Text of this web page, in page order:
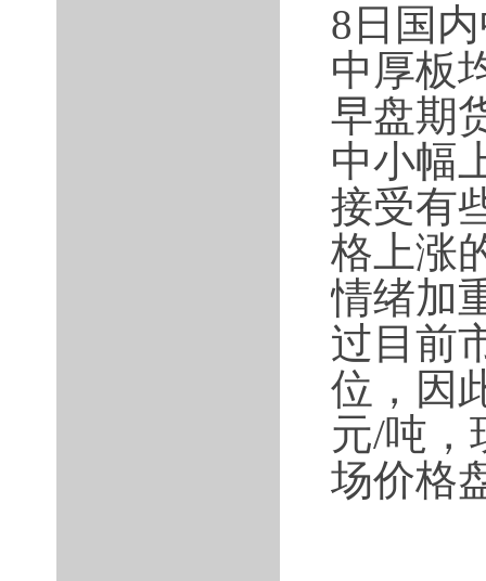
8日国
中厚板
早盘期
中小幅
接受有
格上涨
情绪加
过目前
位，因
元/吨，
场价格